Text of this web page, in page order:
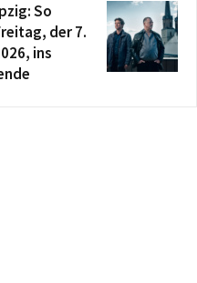
So
der 7.
ins